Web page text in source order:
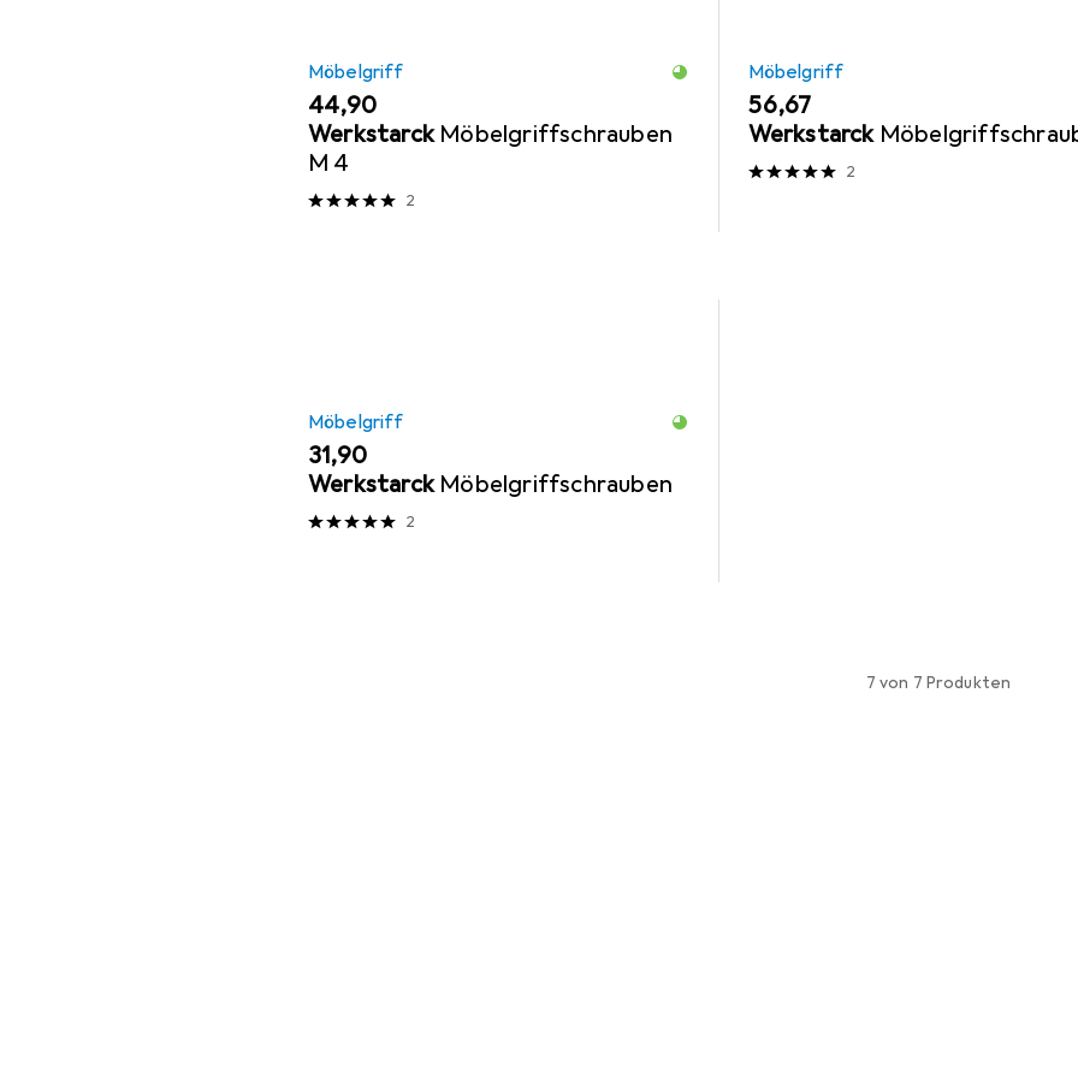
Möbelgriff
EUR
44,90
Werkstarck Möbelgriffschrauben
M 4
2
Möbelgriff
EUR
56,67
Werkstarck
2
Möbelgriff
EUR
31,90
Werkstarck Möbelgriffschrauben
2
7 von 7 Produkten